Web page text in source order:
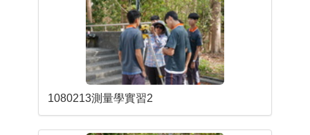
1080213測量學實習2